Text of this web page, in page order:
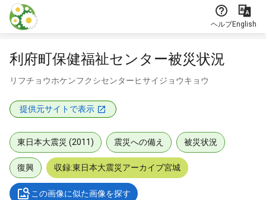
本文に飛ぶ
ヘルプEnglish
利府町保健福祉センター被災状況
リフチョウホケンフクシセンターヒサイジョウキョウ
提供元サイトで表示
東日本大震災 (2011) 震災への備え 被災状況
復興 収録:東日本大震災アーカイブ宮城
この画像に似た画像を探す